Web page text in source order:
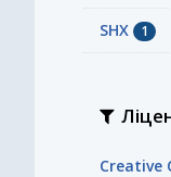
SHX 1
Creative